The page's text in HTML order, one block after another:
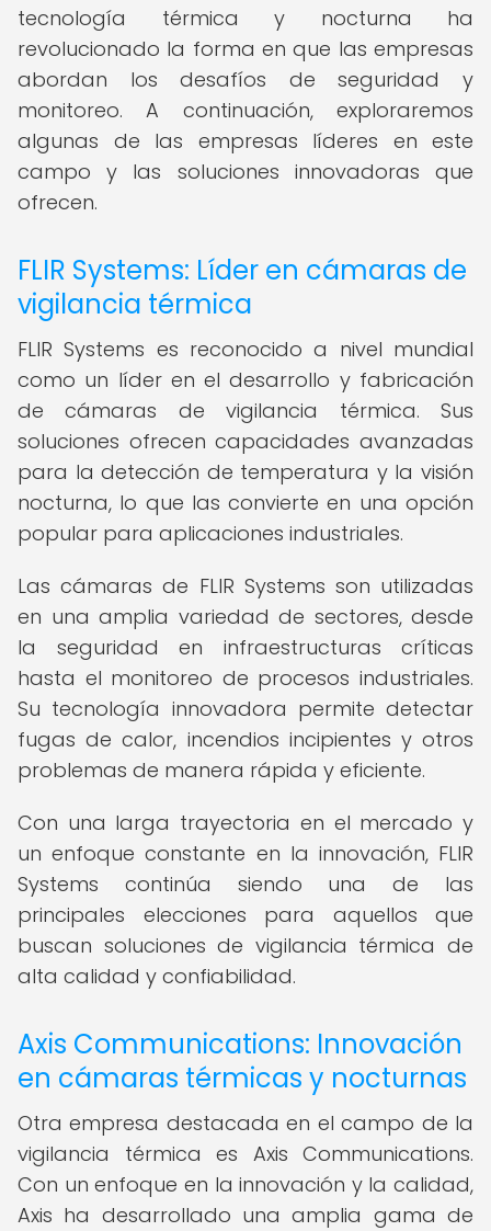
tecnología térmica y nocturna ha
revolucionado la forma en que las empresas
abordan los desafíos de seguridad y
monitoreo. A continuación, exploraremos
algunas de las empresas líderes en este
campo y las soluciones innovadoras que
ofrecen.
FLIR Systems: Líder en cámaras de
vigilancia térmica
FLIR Systems es reconocido a nivel mundial
como un líder en el desarrollo y fabricación
de cámaras de vigilancia térmica. Sus
soluciones ofrecen capacidades avanzadas
para la detección de temperatura y la visión
nocturna, lo que las convierte en una opción
popular para aplicaciones industriales.
Las cámaras de FLIR Systems son utilizadas
en una amplia variedad de sectores, desde
la seguridad en infraestructuras críticas
hasta el monitoreo de procesos industriales.
Su tecnología innovadora permite detectar
fugas de calor, incendios incipientes y otros
problemas de manera rápida y eficiente.
Con una larga trayectoria en el mercado y
un enfoque constante en la innovación, FLIR
Systems continúa siendo una de las
principales elecciones para aquellos que
buscan soluciones de vigilancia térmica de
alta calidad y confiabilidad.
Axis Communications: Innovación
en cámaras térmicas y nocturnas
Otra empresa destacada en el campo de la
vigilancia térmica es Axis Communications.
Con un enfoque en la innovación y la calidad,
Axis ha desarrollado una amplia gama de